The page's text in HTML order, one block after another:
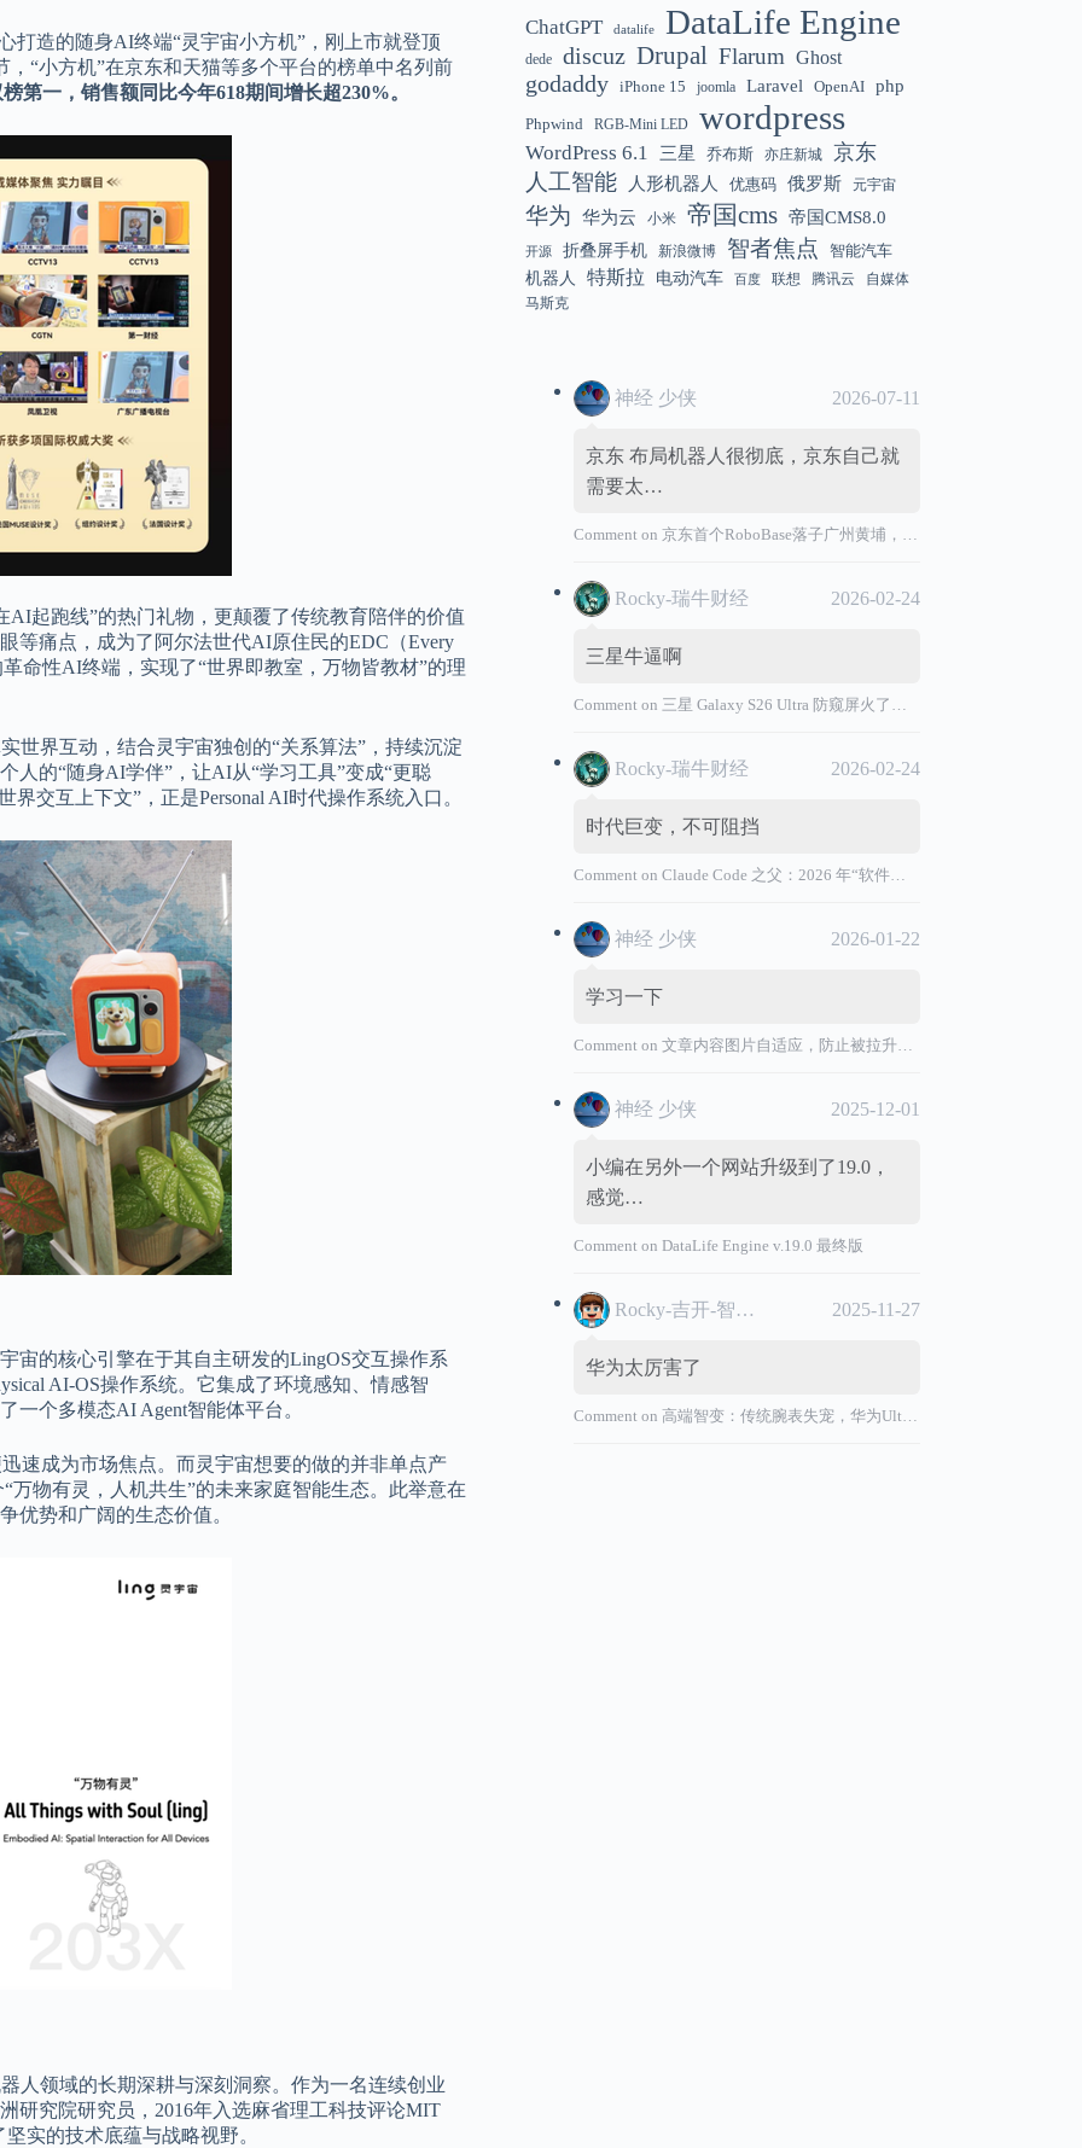
打造的随身AI终端“灵宇宙小方机”，刚上市就登顶
“小方机”在京东和天猫等多个平台的榜单中名列前
第一，销售额同比今年618期间增长超230%。
起跑线”的热门礼物，更颠覆了传统教育陪伴的价值
等痛点，成为了阿尔法世代AI原住民的EDC（Every
命性AI终端，实现了“世界即教室，万物皆教材”的理
世界互动，结合灵宇宙独创的“关系算法”，持续沉淀
人的“随身AI学伴”，让AI从“学习工具”变成“更聪
交互上下文”，正是Personal AI时代操作系统入口。
宙的核心引擎在于其自主研发的LingOS交互操作系
AI-OS操作系统。它集成了环境感知、情感智
一个多模态AI Agent智能体平台。
速成为市场焦点。而灵宇宙想要的做的并非单点产
万物有灵，人机共生”的未来家庭智能生态。此举意在
优势和广阔的生态价值。
人领域的长期深耕与深刻洞察。作为一名连续创业
研究院研究员，2016年入选麻省理工科技评论MIT
实的技术底蕴与战略视野。
12:01
Gemini 3.5 Flash 强化“AI 操作系统级代
理能力”
12:01
美国解除 Anthropic Fable / Mythos 模型
出口限制
ChatGPT datalife DataLife Engine
dede discuz Drupal Flarum Ghost
godaddy iPhone 15 joomla Laravel OpenAI php
Phpwind RGB-Mini LED wordpress
WordPress 6.1 三星 乔布斯 亦庄新城 京东
人工智能 人形机器人 优惠码 俄罗斯 元宇宙
华为 华为云 小米 帝国cms 帝国CMS8.0
开源 折叠屏手机 新浪微博 智者焦点
智能汽车
机器人
特斯拉 电动汽车 百度 联想 腾讯云
自媒体
马斯克
神经 少侠 2026-07-11
京东 布局机器人很彻底，京东自己就
需要太…
Comment on京东首个RoboBase落子广州黄埔，加码机器人产业基础设施布局
Rocky-瑞牛财经 2026-02-24
三星牛逼啊
Comment on 三星 Galaxy S26 Ultra 防窥屏火了，全球核心战略伙伴名单大曝光
Rocky-瑞牛财经 2026-02-24
时代巨变，不可阻挡
Comment onClaude Code 之父：2026 年“软件工程师”退出历史舞台
神经 少侠 2026-01-22
学习一下
Comment on文章内容图片自适应，防止被拉升变形
神经 少侠 2025-12-01
小编在另外一个网站升级到了19.0，
感觉…
Comment onDataLife Engine v.19.0 最终版
Rocky-吉开-智能汽车 2025-11-27
华为太厉害了
Comment on高端智变：传统腕表失宠，华为Ultimate系列“价值超车”